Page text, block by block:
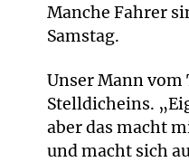
Manche Fahrer
Samstag.
Unser Mann vom
Stelldicheins.
aber das macht
und macht sich